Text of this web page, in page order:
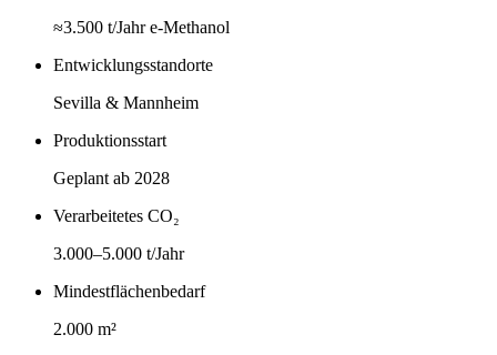
≈3.500 t/Jahr e-Methanol
Entwicklungsstandorte
Sevilla & Mannheim
Produktionsstart
Geplant ab 2028
Verarbeitetes CO₂
3.000–5.000 t/Jahr
Mindestflächenbedarf
2.000 m²